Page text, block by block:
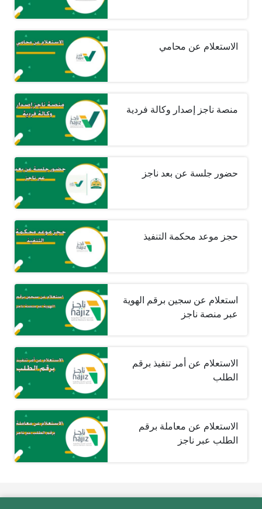
الاستعلام عن محامي
منصة ناجز إصدار وكالة فردية
حضور جلسة عن بعد ناجز
حجز موعد محكمة التنفيذ
استعلام عن سجين برقم الهوية
عبر منصة ناجز
الاستعلام عن أمر تنفيذ برقم
الطلب
الاستعلام عن معاملة برقم
الطلب عبر ناجز